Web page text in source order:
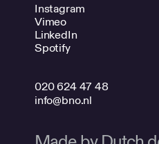
Instagram
Vimeo
LinkedIn
Spotify
020 624 47 48
info@bno.nl